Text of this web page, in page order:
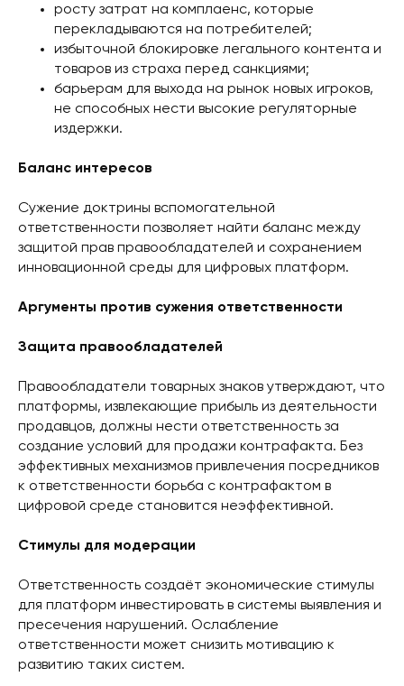
росту затрат на комплаенс, которые
перекладываются на потребителей;
избыточной блокировке легального контента и
товаров из страха перед санкциями;
барьерам для выхода на рынок новых игроков,
не способных нести высокие регуляторные
издержки.
Баланс интересов
Сужение доктрины вспомогательной
ответственности позволяет найти баланс между
защитой прав правообладателей и сохранением
инновационной среды для цифровых платформ.
Аргументы против сужения ответственности
Защита правообладателей
Правообладатели товарных знаков утверждают, что
платформы, извлекающие прибыль из деятельности
продавцов, должны нести ответственность за
создание условий для продажи контрафакта. Без
эффективных механизмов привлечения посредников
к ответственности борьба с контрафактом в
цифровой среде становится неэффективной.
Стимулы для модерации
Ответственность создаёт экономические стимулы
для платформ инвестировать в системы выявления и
пресечения нарушений. Ослабление
ответственности может снизить мотивацию к
развитию таких систем.